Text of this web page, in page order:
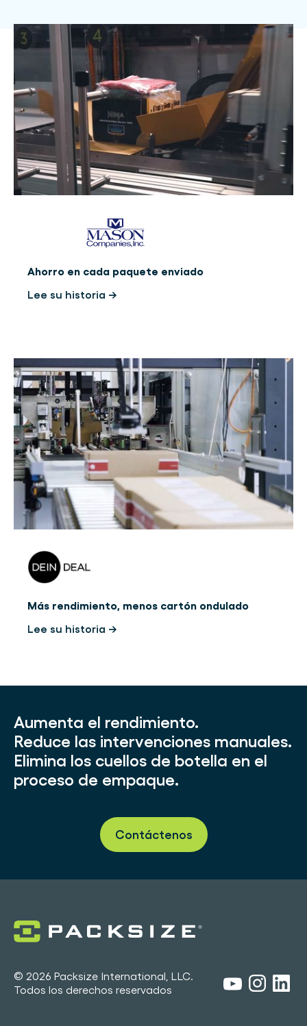
Ahorro en cada paquete enviado
Lee su historia →
Más rendimiento, menos cartón ondulado
Lee su historia →
Aumenta el rendimiento.
Reduce las intervenciones manuales.
Elimina los cuellos de botella en el
proceso de empaque.
Contáctenos
© 2026 Packsize International, LLC.
Todos los derechos reservados